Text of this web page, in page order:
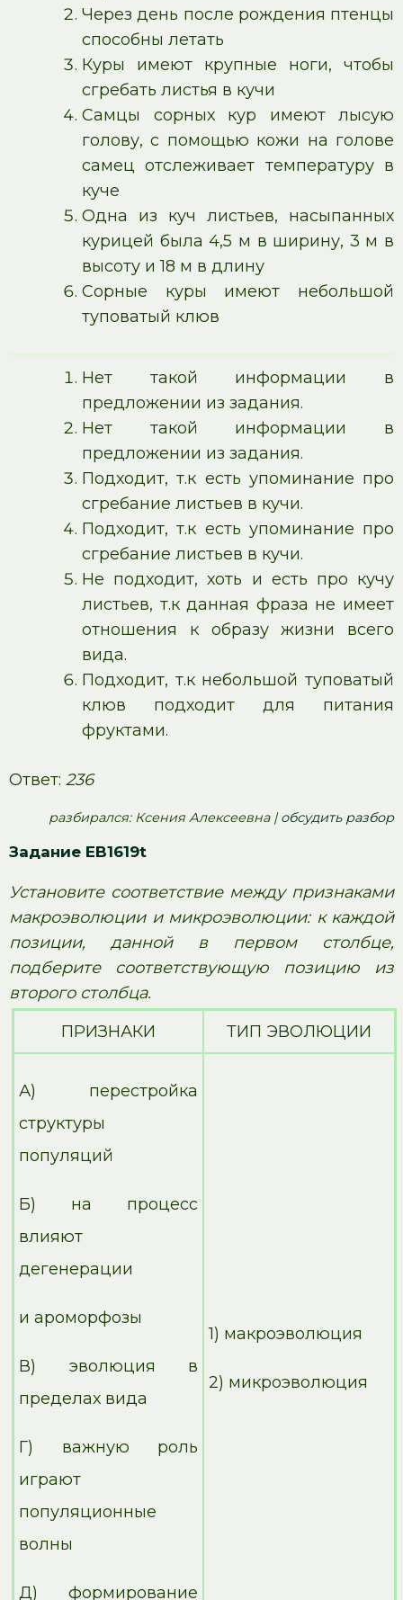
Через день после рождения птенцы
способны летать
Куры имеют крупные ноги, чтобы
сгребать листья в кучи
Самцы сорных кур имеют лысую
голову, с помощью кожи на голове
самец отслеживает температуру в
куче
Одна из куч листьев, насыпанных
курицей была 4,5 м в ширину, 3 м в
высоту и 18 м в длину
Сорные куры имеют небольшой
туповатый клюв
Нет такой информации в
предложении из задания.
Нет такой информации в
предложении из задания.
Подходит, т.к есть упоминание про
сгребание листьев в кучи.
Подходит, т.к есть упоминание про
сгребание листьев в кучи.
Не подходит, хоть и есть про кучу
листьев, т.к данная фраза не имеет
отношения к образу жизни всего
вида.
Подходит, т.к небольшой туповатый
клюв подходит для питания
фруктами.
Ответ: 236
pазбирался: Ксения Алексеевна |обсудить разбор
Задание EB1619t
Установите соответствие между признаками
макроэволюции и микроэволюции: к каждой
позиции, данной в первом столбце,
подберите соответствующую позицию из
второго столбца.
ПРИЗНАКИ
ТИП ЭВОЛЮЦИИ
А) перестройка
структуры
популяций
Б) на процесс
влияют
дегенерации
и ароморфозы
В) эволюция в
пределах вида
Г) важную роль
играют
популяционные
волны
Д) формирование
1) макроэволюция
2) микроэволюция